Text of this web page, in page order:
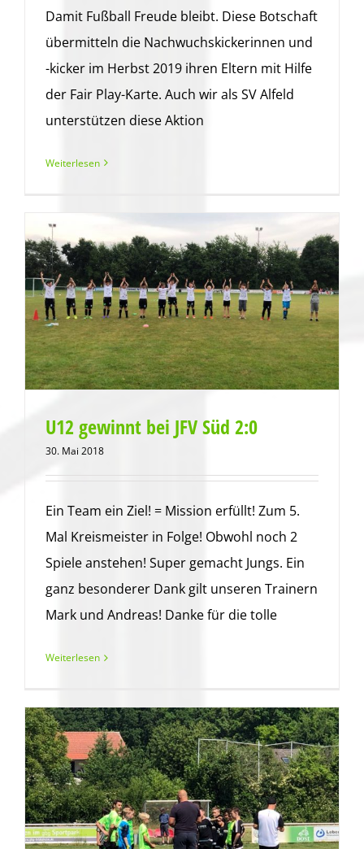
Damit Fußball Freude bleibt. Diese Botschaft
übermitteln die Nachwuchskickerinnen und
-kicker im Herbst 2019 ihren Eltern mit Hilfe
der Fair Play-Karte. Auch wir als SV Alfeld
unterstützen diese Aktion
Weiterlesen
U12 gewinnt bei JFV Süd 2:0
30. Mai 2018
Ein Team ein Ziel! = Mission erfüllt! Zum 5.
Mal Kreismeister in Folge! Obwohl noch 2
Spiele anstehen! Super gemacht Jungs. Ein
ganz besonderer Dank gilt unseren Trainern
Mark und Andreas! Danke für die tolle
Weiterlesen